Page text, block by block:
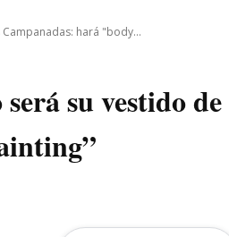
hará "body...
su vestido de